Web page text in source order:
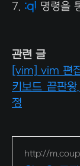
7. :q! 명령을
관련 글
[vim] vim 편
키보드 끝판
정
http://